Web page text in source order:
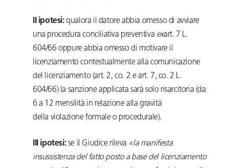
II ipotesi:qualora il datore abbia omesso di avviare
una procedura conciliativa preventiva exart. 7 L.
604/66 oppure abbia omesso di motivare il
licenziamento contestualmente alla comunicazione
del licenziamento (art. 2, co. 2 e art. 7, co. 2 L.
604/66) la sanzione applicata sarà solo risarcitoria (da
6 a 12 mensilità in relazione alla gravità
della violazione formale o procedurale).
III ipotesi:se il Giudice rileva «la manifesta
insussistenza del fatto posto a base del licenziamento